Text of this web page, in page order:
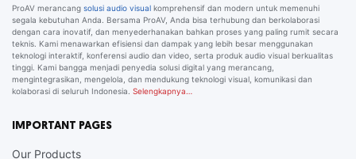
ProAV merancang solusi audio visual komprehensif dan modern untuk memenuhi
segala kebutuhan Anda. Bersama ProAV, Anda bisa terhubung dan berkolaborasi
dengan cara inovatif, dan menyederhanakan bahkan proses yang paling rumit secara
teknis. Kami menawarkan efisiensi dan dampak yang lebih besar menggunakan
teknologi interaktif, konferensi audio dan video, serta produk audio visual berkualitas
tinggi. Kami bangga menjadi penyedia solusi digital yang merancang,
mengintegrasikan, mengelola, dan mendukung teknologi visual, komunikasi dan
kolaborasi di seluruh Indonesia. Selengkapnya…
IMPORTANT PAGES
Our Products